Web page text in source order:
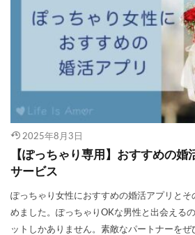
2025年8月3日
【ぽっちゃり専用】おすすめの婚
サービス
ぽっちゃり女性におすすめの婚活アプリとそ
めました。ぽっちゃりOKな男性と出会える
ットしかありません。素敵なパートナーをぜ